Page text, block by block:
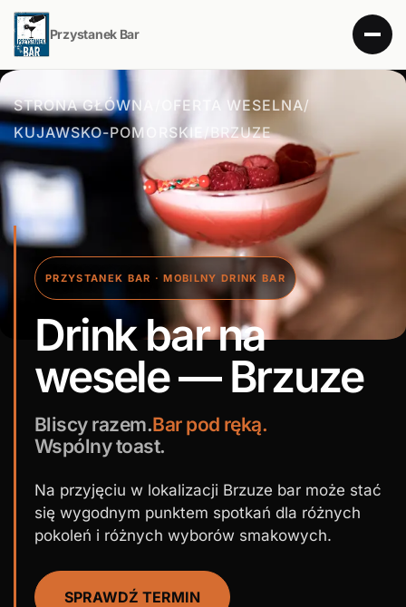
Przystanek Bar
STRONA GŁÓWNA OFERTA WESELNA/
KUJAWSKO-POMORSKIE
/BRZUZE
PRZYSTANEK BAR · MOBILNY DRINK BAR
Drink bar na
wesele — Brzuze
Bliscy razem.Bar pod ręką.
Wspólny toast.
Na przyjęciu w lokalizacji Brzuze bar może stać
się wygodnym punktem spotkań dla różnych
pokoleń i różnych wyborów smakowych.
SPRAWDŹ TERMIN